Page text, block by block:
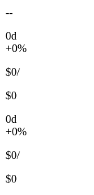
--
0d
+0%
$0/
$0
0d
+0%
$0/
$0